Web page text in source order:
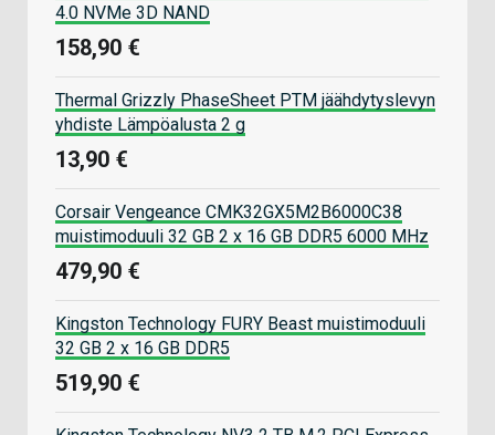
4.0 NVMe 3D NAND
158,90 €
Thermal Grizzly PhaseSheet PTM jäähdytyslevyn
yhdiste Lämpöalusta 2 g
13,90 €
Corsair Vengeance CMK32GX5M2B6000C38
muistimoduuli 32 GB 2 x 16 GB DDR5 6000 MHz
479,90 €
Kingston Technology FURY Beast muistimoduuli
32 GB 2 x 16 GB DDR5
519,90 €